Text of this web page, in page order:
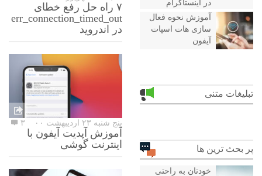
در اینستاگرام
آموزش نحوه فعال
سازی هات اسپات
آیفون
تبلیغات متنی
پر بحث ترین ها
خودتان به راحتی
۷ راه حل رفع خطای
err_connection_timed_out
در اندروید
پنج شنبه ۲۳ اردیبهشت ۰۰ ۳
آموزش آپدیت آیفون با
اینترنت گوشی